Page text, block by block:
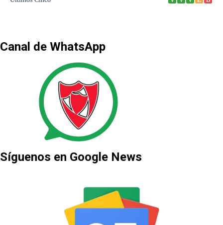
Canal de WhatsApp
Síguenos en Google News